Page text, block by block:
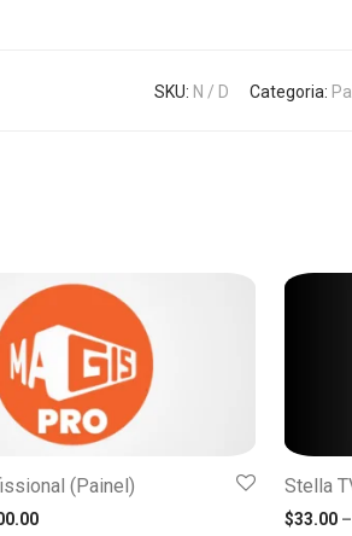
SKU: N / D Categoria:
(Painel)
Faixa de preço: $12.50 através
Stella
$33.00 –